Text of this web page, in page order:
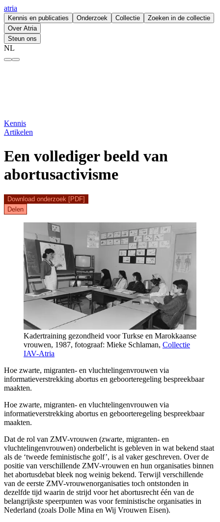
atria
Kennis en publicaties Onderzoek Collectie
Zoeken in de collectie
Over Atria
Steun ons
NL
Kennis
Artikelen
Een vollediger beeld van
abortusactivisme
Download onderzoek [PDF]
Delen
Kadertraining gezondheid voor Turkse en Marokkaanse
vrouwen, 1987, fotograaf: Mieke Schlaman, Collectie
IAV-Atria
Hoe zwarte, migranten- en vluchtelingenvrouwen via
informatieverstrekking abortus en geboorteregeling bespreekbaar
maakten.
Hoe zwarte, migranten- en vluchtelingenvrouwen via
informatieverstrekking abortus en geboorteregeling bespreekbaar
maakten.
Dat de rol van ZMV-vrouwen (zwarte, migranten- en
vluchtelingenvrouwen) onderbelicht is gebleven in wat bekend staat
als de ‘tweede feministische golf’, is al vaker geschreven. Over de
positie van verschillende ZMV-vrouwen en hun organisaties binnen
het abortusdebat bleek nog weinig bekend. Terwijl verschillende
van de eerste ZMV-vrouwenorganisaties toch ontstonden in
dezelfde tijd waarin de strijd voor het abortusrecht één van de
belangrijkste speerpunten was voor feministische organisaties in
Nederland (zoals Dolle Mina en Wij Vrouwen Eisen).